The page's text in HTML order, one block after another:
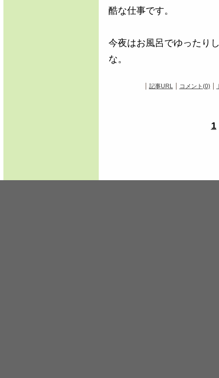
酷な仕事です。
今夜はお風呂でゆったり
な。
記事URL コメント(0)
1